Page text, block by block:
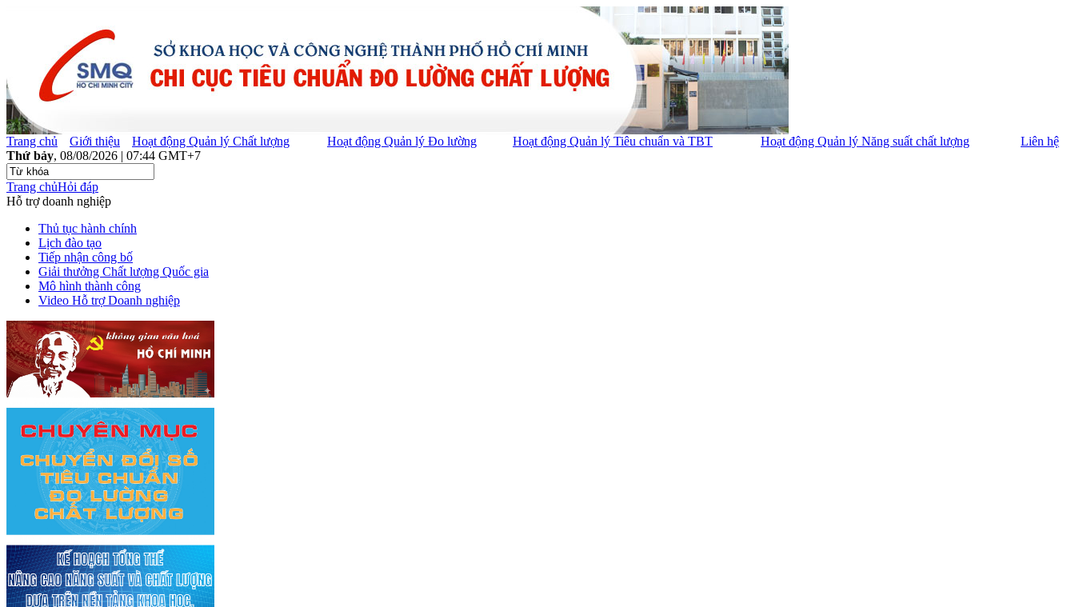
Trang chủ Giới thiệu Hoạt động Quản lý Chất lượng Hoạt động Quản lý Đo lường Hoạt động Quản lý Tiêu chuẩn và TBT Hoạt động Quản lý Năng suất chất lượng
Liên hệ
Thứ bảy, 08/08/2026 | 07:44 GMT+7
Trang chủHỏi đáp
Hỗ trợ doanh nghiệp
Thủ tục hành chính
Lịch đào tạo
Tiếp nhận công bố
Giải thưởng Chất lượng Quốc gia
Mô hình thành công
Video Hỗ trợ Doanh nghiệp